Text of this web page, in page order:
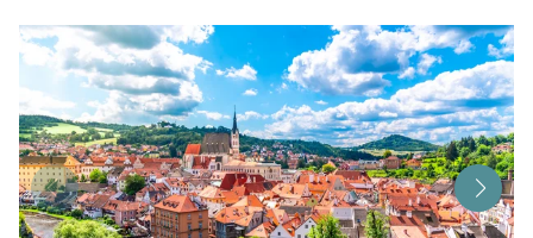
Start
Mehrtagesreisen
Tagesreisen
Bus anmieten
Service